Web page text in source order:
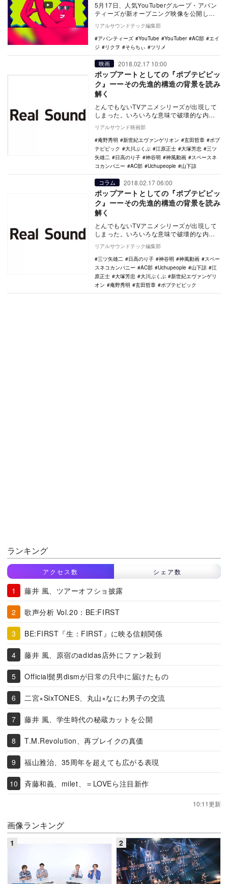
5月17日、人気YouTuberグループ・アバン
ティーズが新オープニング映像を公開し
た。 【AC部】アバンティーズ新OP #コ…
リアルサウンドテック編集部
アバンティーズ
YouTube YouTuber AC部
エイ
ジ
リクヲ そらちぃ ツリメ
映画 2018.02.17 10:00
ポップアートとしての『ポプテピピッ
ク』ーーその先進的構造の背景を読み
解く
とんでもないTVアニメシリーズが出現して
しまった。いろいろな意味で破壊的な内容
が話題となっている『ポプテピピック』で
ある。爆発的…
リアルサウンド映画部
庵野秀明
新世紀エヴァンゲリオン 玄田哲章
ポプ
テピピック
大川ぶくぶ 江原正士 大塚芳忠
三ツ
矢雄二
日高のり子 神谷明 神風動画
スペースネ
コカンパニー
AC部 Uchupeople 山下諒
コラム 2018.02.17 06:00
ポップアートとしての『ポプテピピッ
ク』ーーその先進的構造の背景を読み
解く
とんでもないTVアニメシリーズが出現して
しまった。いろいろな意味で破壊的な内容
が話題となっている『ポプテピピック』で
ある。爆発的…
リアルサウンドテック編集部
三ツ矢雄二
日高のり子 神谷明 神風動画
スペー
スネコカンパニー
AC部 Uchupeople 山下諒
江
原正士
大塚芳忠 大川ぶくぶ
新世紀エヴァンゲリ
オン
庵野秀明 玄田哲章 ポプテピピック
ランキング
アクセス数 シェア数
藤井 風、ツアーオフショ披露
歌声分析 Vol.20：BE:FIRST
BE:FIRST『生：FIRST』に映る信頼関係
藤井 風、原宿のadidas店外にファン殺到
Official髭男dismが日常の只中に届けたもの
二宮×SixTONES、丸山×なにわ男子の交流
藤井 風、学生時代の秘蔵カットを公開
T.M.Revolution、再ブレイクの真価
福山雅治、35周年を超えても広がる表現
斉藤和義、milet、＝LOVEら注目新作
10:11更新
画像ランキング